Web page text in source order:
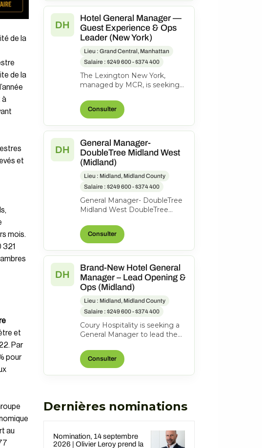
de la
de la
à
et
mois.
321
et
Par
pour
au
DH
Hotel General Manager —
Guest Experience & Ops
Leader (New York)
Lieu : Grand Central, Manhattan
Salaire : $249 600 - $374 400
The Lexington New York,
managed by MCR, is seeking
Manager to oversee hotel
operations, ensuri...
Consulter
DH
General Manager-
DoubleTree Midland West
(Midland)
Lieu : Midland, Midland County
Salaire : $249 600 - $374 400
General Manager- DoubleTree
Midland West DoubleTree
250 West, Midland, Texas,
United State...
Consulter
DH
Brand-New Hotel General
Manager – Lead Opening &
Ops (Midland)
Lieu : Midland, Midland County
Salaire : $249 600 - $374 400
Coury Hospitality is seeking a
General Manager to lead the
operations of the new
DoubleTree Midla...
Consulter
Dernières nominations
Nomination, 14 septembre
2026 | Olivier Leroy prend la